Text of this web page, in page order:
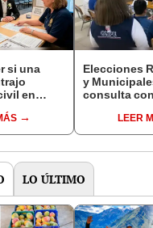
si una
en
Elecciones
y
consulta
de mesa
octubre en
LEER
LO ÚLTIMO